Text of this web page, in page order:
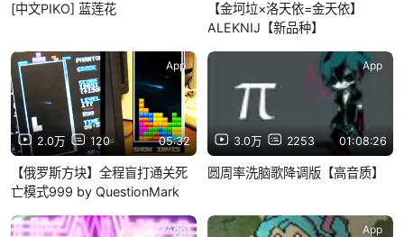
[中文PIKO] 蓝莲花
【金坷垃×洛天依=金天依】
ALEKNIJ【新品种】
2.0万 120 05:32
App
【俄罗斯方块】全程盲打通关死
亡模式999 by QuestionMark
3.0万 2253 01:08:26
App
圆周率洗脑歌降调版【高音质】
App App